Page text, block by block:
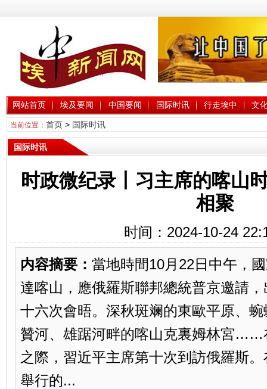
网站首页 埃及要闻 中国要闻 国际时讯 行走埃中 文
当前位置： 首页> 国际时讯
国际时讯
时政微纪录丨习主席的喀山
相聚
时间：2024-10-24
内容摘要： 當地時間10月22日中午，
達喀山，應俄羅斯聯邦總統普京邀請
十六次會晤。深秋斑斓的東歐平原、
贊河、雄踞河畔的喀山克裏姆林宮……
之際，習近平主席第十次到訪俄羅斯
舉行的...